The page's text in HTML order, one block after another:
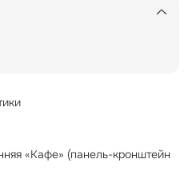
«Кафе» (панель-кронштейн